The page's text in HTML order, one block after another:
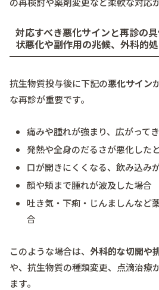
対応すべき悪化サインと再診の
状悪化や副作用の兆候、外科的
抗生物質投与後に下記の悪化サイン
な再診が重要です。
痛みや腫れが強まり、広がって
発熱や全身のだるさが悪化した
口が開きにくくなる、飲み込み
顔や頬まで腫れが波及した場合
吐き気・下痢・じんましんなど
合
このような場合は、 外科的な切開や
や、抗生物質の種類変更、点滴治療
ます。